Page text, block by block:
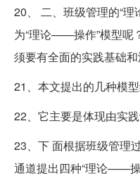
20、 二、班级管理的“
为“理论——操作”模型呢
须要有全面的实践基础和
21、本文提出的几种模型
22、它主要是体现由实
23、下 面根据班级管理
通道提出四种“理论——操